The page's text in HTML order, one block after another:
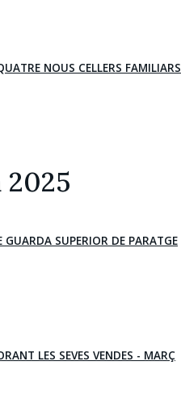
NOUS CELLERS FAMILIARS
2025
GUARDA SUPERIOR DE PARATGE
LES SEVES VENDES - MARÇ